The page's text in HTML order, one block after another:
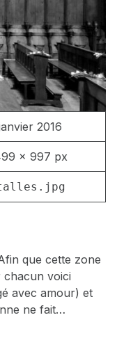
2016
× 997 px
que cette zone
chacun voici
avec amour) et
ne fait…